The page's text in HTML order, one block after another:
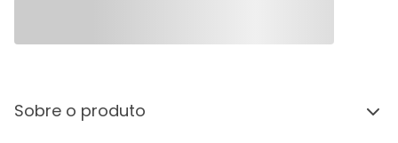
Sobre o produto